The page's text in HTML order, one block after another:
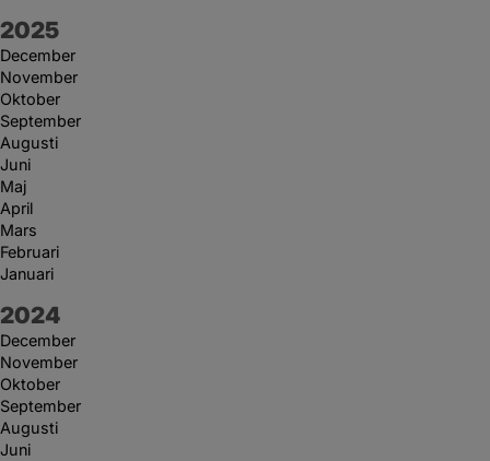
År:
2025
December
November
Oktober
September
Augusti
Juni
Maj
April
Mars
Februari
Januari
År:
2024
December
November
Oktober
September
Augusti
Juni